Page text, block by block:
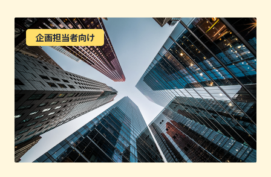
企画担当者向け